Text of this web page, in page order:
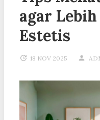
agar
Estetis
18 NOV 2025